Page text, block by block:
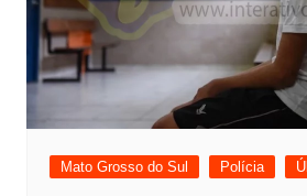
Mato Grosso do Sul Polícia